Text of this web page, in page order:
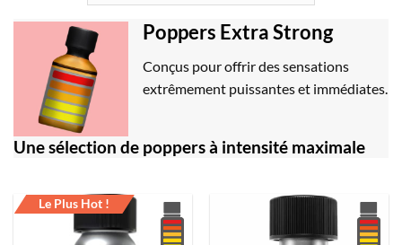
Poppers Extra Strong
Conçus pour offrir des sensations
extrêmement puissantes et immédiates.
Une sélection de poppers à intensité maximale
Le Plus Hot !